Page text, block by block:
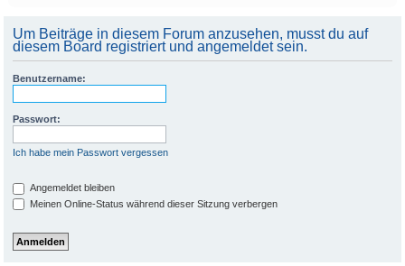
Um Beiträge in diesem Forum anzusehen, musst du auf
diesem Board registriert und angemeldet sein.
Benutzername:
Passwort:
Ich habe mein Passwort vergessen
Angemeldet bleiben
Meinen Online-Status während dieser Sitzung verbergen